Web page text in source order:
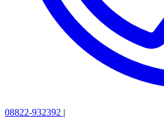
08822-932392 |